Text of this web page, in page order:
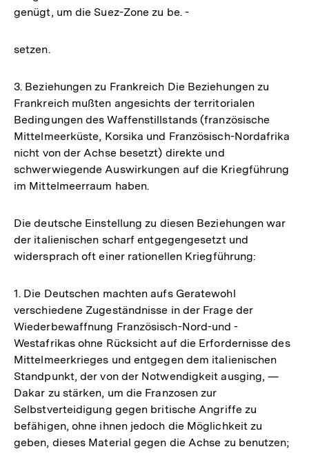
genügt, um die Suez-Zone zu be. -
setzen.
3. Beziehungen zu Frankreich Die Beziehungen zu
Frankreich mußten angesichts der territorialen
Bedingungen des Waffenstillstands (französische
Mittelmeerküste, Korsika und Französisch-Nordafrika
nicht von der Achse besetzt) direkte und
schwerwiegende Auswirkungen auf die Kriegführung
im Mittelmeerraum haben.
Die deutsche Einstellung zu diesen Beziehungen war
der italienischen scharf entgegengesetzt und
widersprach oft einer rationellen Kriegführung:
1. Die Deutschen machten aufs Geratewohl
verschiedene Zugeständnisse in der Frage der
Wiederbewaffnung Französisch-Nord-und -
Westafrikas ohne Rücksicht auf die Erfordernisse des
Mittelmeerkrieges und entgegen dem italienischen
Standpunkt, der von der Notwendigkeit ausging, —
Dakar zu stärken, um die Franzosen zur
Selbstverteidigung gegen britische Angriffe zu
befähigen, ohne ihnen jedoch die Möglichkeit zu
geben, dieses Material gegen die Achse zu benutzen;